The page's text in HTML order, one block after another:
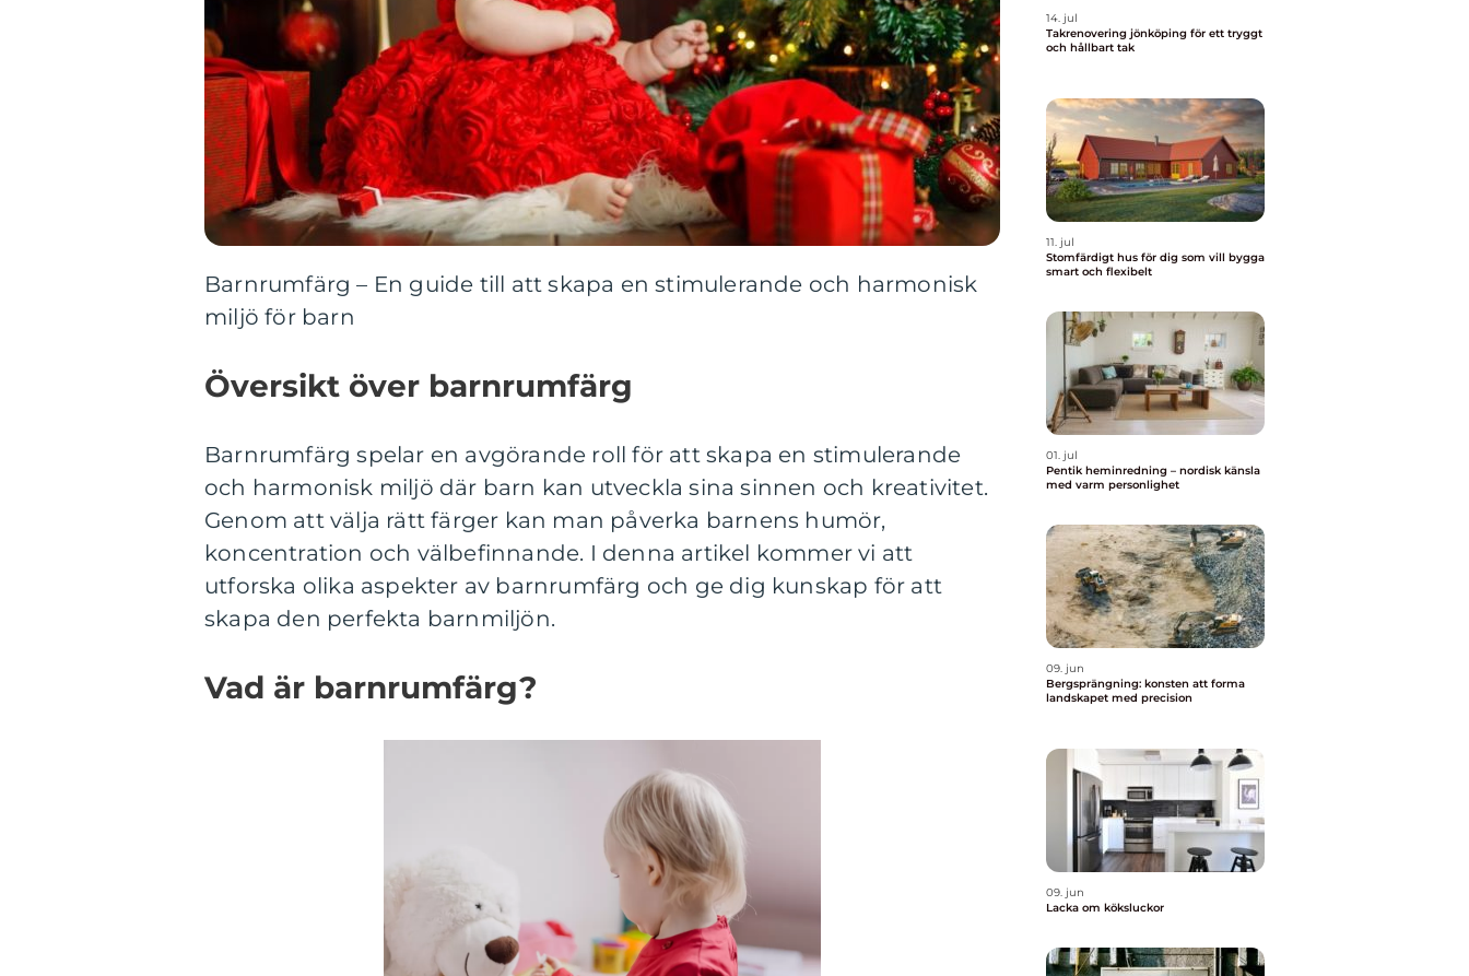
Barnrumfärg – En guide till att skapa en stimulerande och harmonisk
miljö för barn
Översikt över barnrumfärg
Barnrumfärg spelar en avgörande roll för att skapa en stimulerande
och harmonisk miljö där barn kan utveckla sina sinnen och kreativitet.
Genom att välja rätt färger kan man påverka barnens humör,
koncentration och välbefinnande. I denna artikel kommer vi att
utforska olika aspekter av barnrumfärg och ge dig kunskap för att
skapa den perfekta barnmiljön.
Vad är barnrumfärg?
14. jul
Takrenovering jönköping för ett tryggt
och hållbart tak
11. jul
Stomfärdigt hus för dig som vill bygga
smart och flexibelt
01. jul
Pentik heminredning – nordisk känsla
med varm personlighet
09. jun
Bergsprängning: konsten att forma
landskapet med precision
09. jun
Lacka om köksluckor